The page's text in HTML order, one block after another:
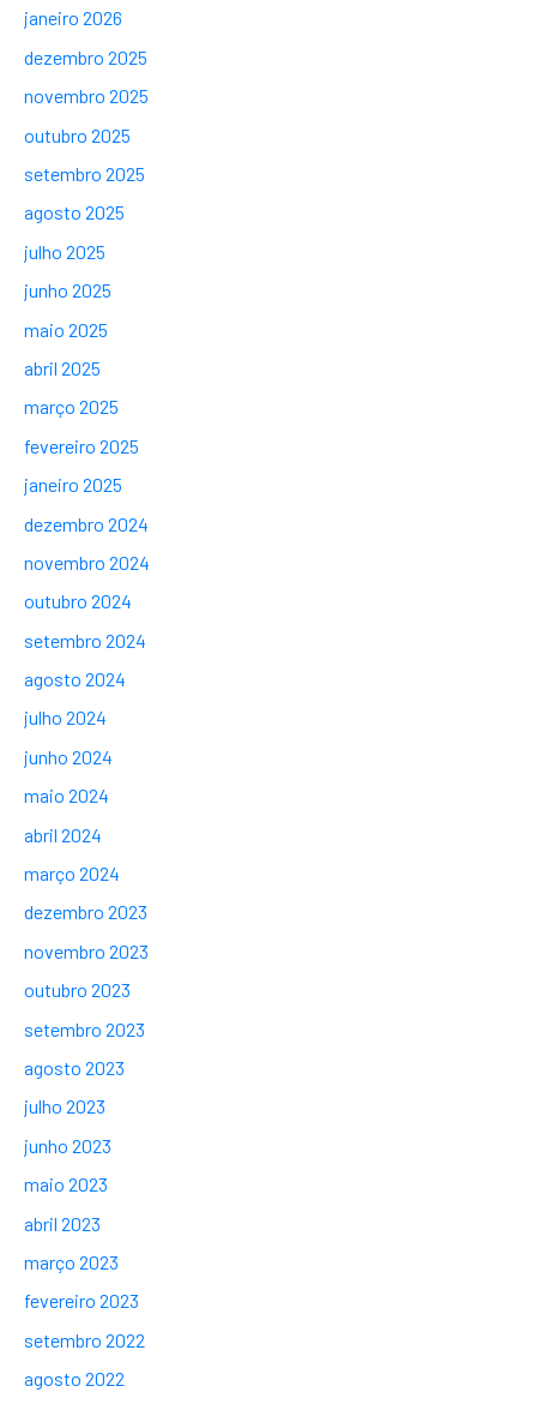
janeiro 2026
dezembro 2025
novembro 2025
outubro 2025
setembro 2025
agosto 2025
julho 2025
junho 2025
maio 2025
abril 2025
março 2025
fevereiro 2025
janeiro 2025
dezembro 2024
novembro 2024
outubro 2024
setembro 2024
agosto 2024
julho 2024
junho 2024
maio 2024
abril 2024
março 2024
dezembro 2023
novembro 2023
outubro 2023
setembro 2023
agosto 2023
julho 2023
junho 2023
maio 2023
abril 2023
março 2023
fevereiro 2023
setembro 2022
agosto 2022